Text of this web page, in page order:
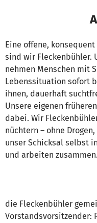
Eine offene,
sind wir Fleckenbühler.
nehmen Menschen mit
Lebenssituation sofort
ihnen, dauerhaft
Unsere eigenen
dabei. Wir
nüchtern – ohne
unser Schicksal selbst
und arbeiten zusammen.
die Fleckenbühler
Vorstandsvorsitzender: